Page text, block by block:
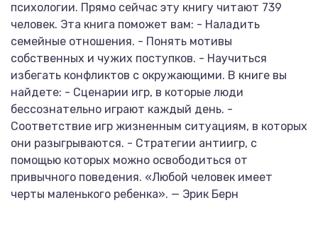
психологии. Прямо сейчас эту книгу читают 739
человек. Эта книга поможет вам: - Наладить
семейные отношения. - Понять мотивы
собственных и чужих поступков. - Научиться
избегать конфликтов с окружающими. В книге вы
найдете: - Сценарии игр, в которые люди
бессознательно играют каждый день. -
Соответствие игр жизненным ситуациям, в которых
они разыгрываются. - Стратегии антиигр, с
помощью которых можно освободиться от
привычного поведения. «Любой человек имеет
черты маленького ребенка». — Эрик Берн